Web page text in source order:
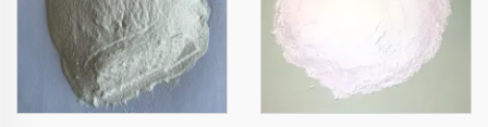
учионицу, КТВ, по